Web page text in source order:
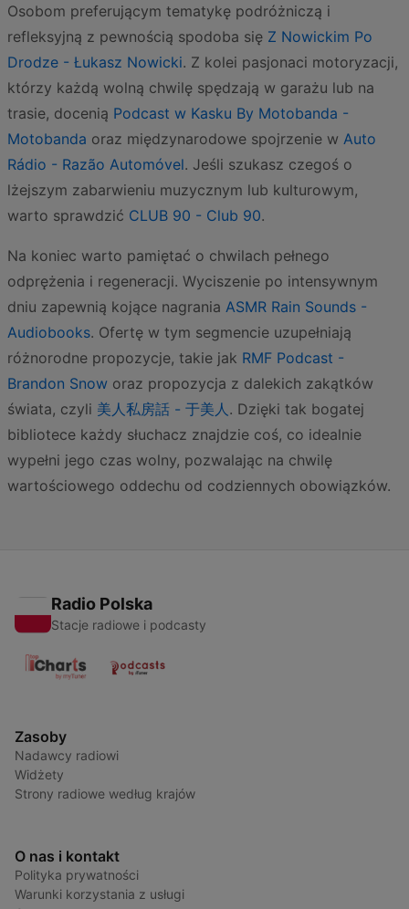
Osobom preferującym tematykę podróżniczą i
refleksyjną z pewnością spodoba się Z Nowickim Po
Drodze - Łukasz Nowicki. Z kolei pasjonaci motoryzacji,
którzy każdą wolną chwilę spędzają w garażu lub na
trasie, docenią Podcast w Kasku By Motobanda -
Motobanda oraz międzynarodowe spojrzenie w Auto
Rádio - Razão Automóvel. Jeśli szukasz czegoś o
lżejszym zabarwieniu muzycznym lub kulturowym,
warto sprawdzić CLUB 90 - Club 90.
Na koniec warto pamiętać o chwilach pełnego
odprężenia i regeneracji. Wyciszenie po intensywnym
dniu zapewnią kojące nagrania ASMR Rain Sounds -
Audiobooks. Ofertę w tym segmencie uzupełniają
różnorodne propozycje, takie jak RMF Podcast -
Brandon Snow oraz propozycja z dalekich zakątków
świata, czyli 美人私房話 - 于美人 . Dzięki tak bogatej
bibliotece każdy słuchacz znajdzie coś, co idealnie
wypełni jego czas wolny, pozwalając na chwilę
wartościowego oddechu od codziennych obowiązków.
Radio Polska
Stacje radiowe i podcasty
Zasoby
Nadawcy radiowi
Widżety
Strony radiowe według krajów
O nas i kontakt
Polityka prywatności
Warunki korzystania z usługi